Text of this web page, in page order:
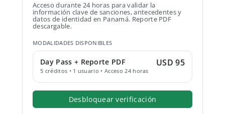
Acceso durante 24 horas para validar la
información clave de sanciones, antecedentes y
datos de identidad en Panamá. Reporte PDF
descargable.
MODALIDADES DISPONIBLES
Day Pass + Reporte PDF
5 créditos • 1 usuario • Acceso 24 horas
USD 95
Desbloquear verificación